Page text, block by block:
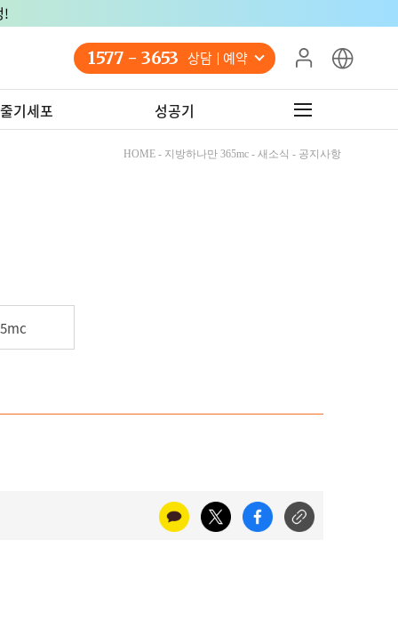
!
1577 - 3653 상담 예약
기세포 성공기
HOME - 지방하나만 365mc - 새소식 - 공지사항